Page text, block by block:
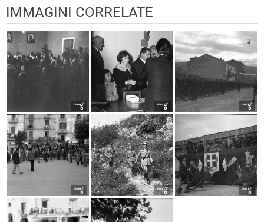
IMMAGINI CORRELATE